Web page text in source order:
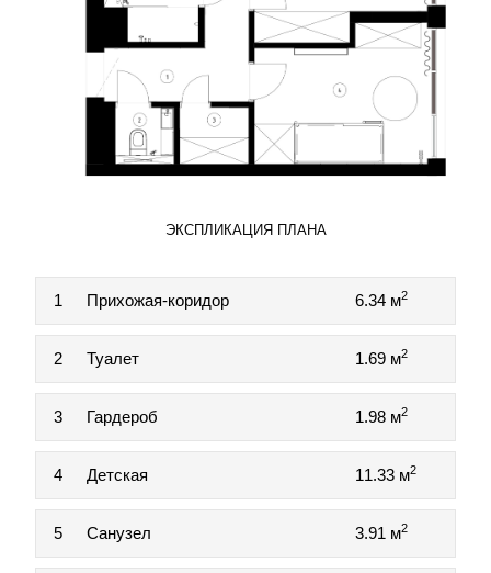
ЭКСПЛИКАЦИЯ ПЛАНА
1 Прихожая-коридор 6.34 м2
2 Туалет 1.69 м2
3 Гардероб 1.98 м2
4 Детская 11.33 м2
5 Санузел 3.91 м2